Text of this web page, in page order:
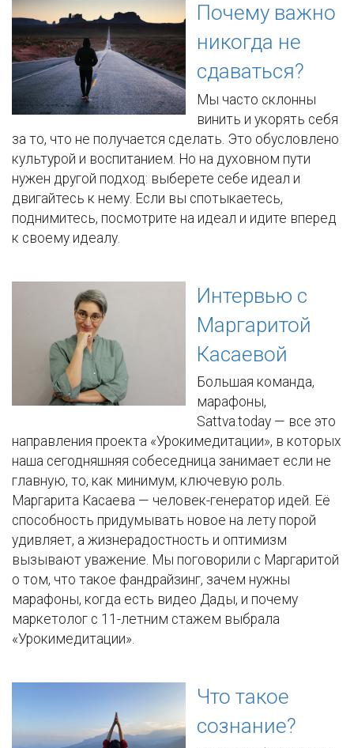
Почему важно
никогда не
сдаваться?
Мы часто склонны
винить и укорять себя
за то, что не получается сделать. Это обусловлено
культурой и воспитанием. Но на духовном пути
нужен другой подход: выберете себе идеал и
двигайтесь к нему. Если вы спотыкаетесь,
поднимитесь, посмотрите на идеал и идите вперед
к своему идеалу.
Интервью с
Маргаритой
Касаевой
Большая команда,
марафоны,
Sattva.today — все это
направления проекта «Урокимедитации», в которых
наша сегодняшняя собеседница занимает если не
главную, то, как минимум, ключевую роль.
Маргарита Касаева — человек-генератор идей. Её
способность придумывать новое на лету порой
удивляет, а жизнерадостность и оптимизм
вызывают уважение. Мы поговорили с Маргаритой
о том, что такое фандрайзинг, зачем нужны
марафоны, когда есть видео Дады, и почему
маркетолог с 11-летним стажем выбрала
«Урокимедитации».
Что такое
сознание?